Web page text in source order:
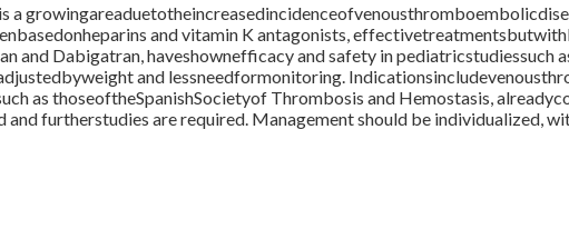
a
and vitamin K antagonists,
and Dabigatran, haveshownefficacy and safety in
and lessneedformonitoring.
as thoseoftheSpanishSocietyof Thrombosis and Hemostasis,
furtherstudies are required. Management should be